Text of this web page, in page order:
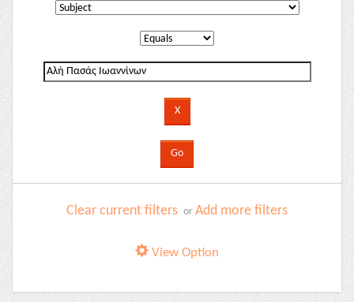
Clear current filters or Add more filters
View Option